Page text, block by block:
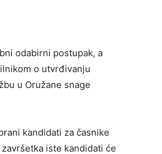
odabirni postupak, a
o utvrđivanju
u Oružane snage
kandidati za časnike
iste kandidati će